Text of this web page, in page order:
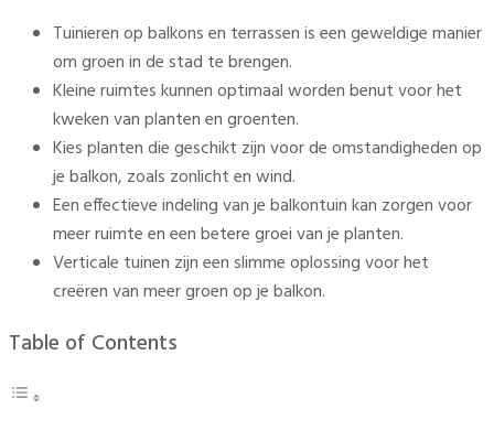
Tuinieren op balkons en terrassen is een geweldige manier
om groen in de stad te brengen.
Kleine ruimtes kunnen optimaal worden benut voor het
kweken van planten en groenten.
Kies planten die geschikt zijn voor de omstandigheden op
je balkon, zoals zonlicht en wind.
Een effectieve indeling van je balkontuin kan zorgen voor
meer ruimte en een betere groei van je planten.
Verticale tuinen zijn een slimme oplossing voor het
creëren van meer groen op je balkon.
Table of Contents